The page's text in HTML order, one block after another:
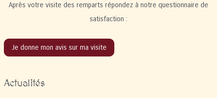
Après votre visite des remparts répondez à notre questionnaire de
satisfaction :
Je donne mon avis sur ma visite
Actualités